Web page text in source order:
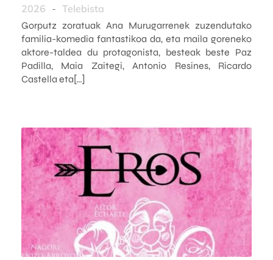
2026 - Telebista
Gorputz zoratuak Ana Murugarrenek zuzendutako
familia-komedia fantastikoa da, eta maila goreneko
aktore-taldea du protagonista, besteak beste Paz
Padilla, Maia Zaitegi, Antonio Resines, Ricardo
Castella eta[…]